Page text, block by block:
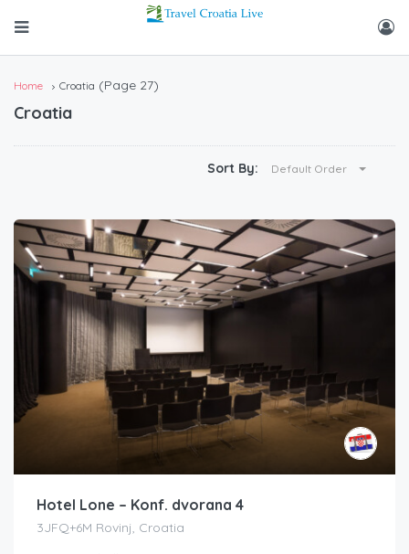
Home Croatia (Page 27)
Croatia
Sort By: Default Order
Hotel Lone – Konf. dvorana 4
3JFQ+6M Rovinj, Croatia